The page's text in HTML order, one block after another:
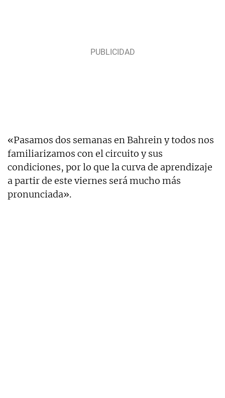
«Pasamos dos semanas en Bahrein y todos nos
familiarizamos con el circuito y sus
condiciones, por lo que la curva de aprendizaje
a partir de este viernes será mucho más
pronunciada».